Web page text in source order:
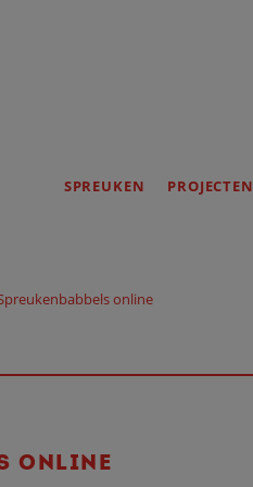
SPREUKEN PROJECTEN
online
ONLINE